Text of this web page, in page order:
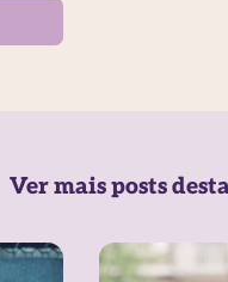
Ver mais posts